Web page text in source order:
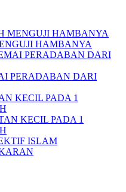
MENGUJI HAMBANYA
HAMBANYA
PERADABAN DARI
PERADABAN DARI
KECIL PADA 1
KECIL PADA 1
ISLAM